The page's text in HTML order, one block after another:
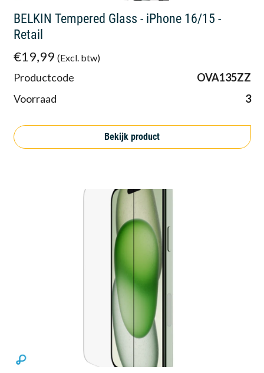
BELKIN Tempered Glass - iPhone 16/15 -
Retail
€19,99 (Excl. btw)
Productcode
OVA135ZZ
Voorraad
3
Bekijk product